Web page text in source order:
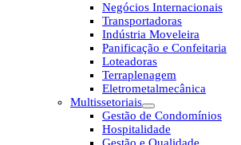
Negócios Internacionais
Transportadoras
Indústria Moveleira
Panificação e Confeitaria
Loteadoras
Terraplenagem
Eletrometalmecânica
Multissetoriais
Gestão de Condomínios
Hospitalidade